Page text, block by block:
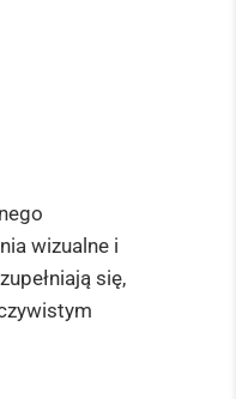
wizualne i
się,